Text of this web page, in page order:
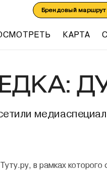
Брендовый маршрут
КАРТА
в рамках